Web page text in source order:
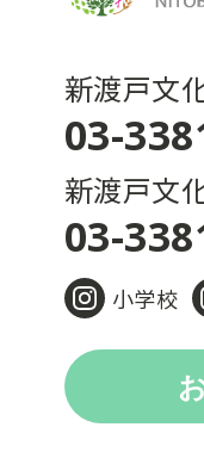
新渡戸文
03-
新渡戸文
03-
小学校